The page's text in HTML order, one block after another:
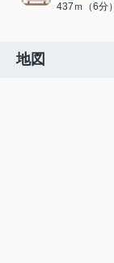
437ｍ（6分）
地図